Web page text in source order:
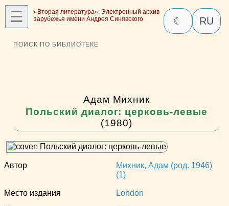
☰
«Вторая литература»: Электронный архив
зарубежья имени Андрея Синявского
☾ RU
ПОИСК ПО БИБЛИОТЕКЕ
Адам Михник
Польский диалог: церковь-левые
(1980)
Автор
Михник, Адам (род. 1946)
(1)
Место издания London